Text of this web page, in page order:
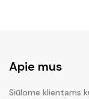
Apie mus
Siūlome klientams